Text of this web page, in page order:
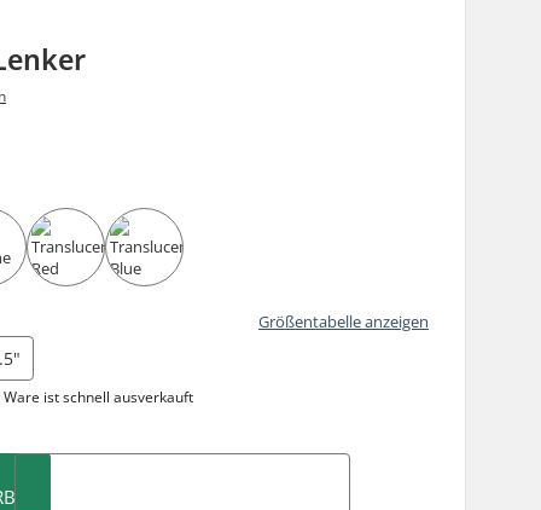
Größentabelle anzeigen
Ware istschnell ausverkauft